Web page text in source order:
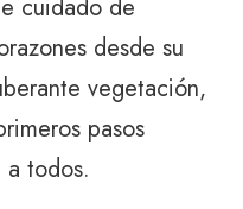
cuidado de
desde su
vegetación,
pasos
a todos.